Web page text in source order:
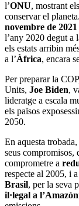
l’ONU, mostrant
conservar el
novembre de 2021
l’any 2020 degut a
els estats arribin
a l’Àfrica, encara
Per preparar la
Units, Joe Biden,
lideratge a escala
els països
2050.
En aquesta
seus compromisos,
comprometre a
respecte al 2005, i
Brasil, per la seva
il·legal a